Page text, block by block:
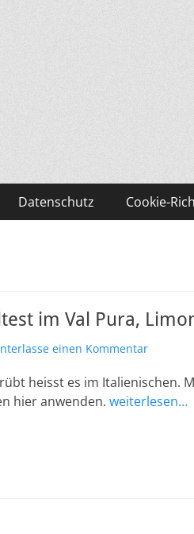
Datenschutz Cookie-
im Val Pura,
einen Kommentar
heisst es im Italienischen.
hier anwenden. weiterlesen…